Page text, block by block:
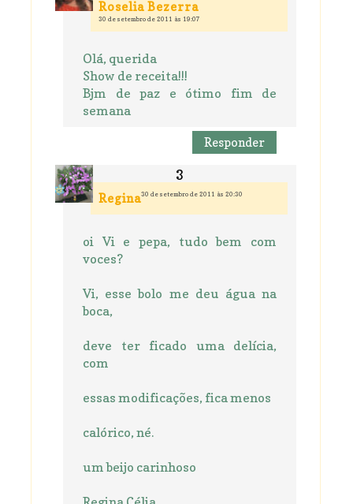
Roselia Bezerra
30 de setembro de 2011 às 19:07
Olá, querida
Show de receita!!!
Bjm de paz e ótimo fim de
semana
Responder
Regina30 de setembro de 2011 às 20:30
oi Vi e pepa, tudo bem com
voces?
Vi, esse bolo me deu água na
boca,
deve ter ficado uma delícia,
com
essas modificações, fica menos
calórico, né.
um beijo carinhoso